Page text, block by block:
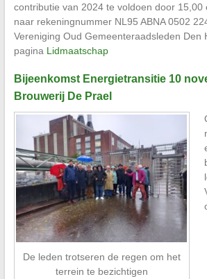
contributie van 2024 te voldoen door 15,00
naar rekeningnummer NL95 ABNA 0502
Vereniging Oud Gemeenteraadsleden Den
pagina Lidmaatschap
Bijeenkomst Energietransitie 10
Brouwerij De Prael
De leden trotseren de regen om het
terrein te bezichtigen